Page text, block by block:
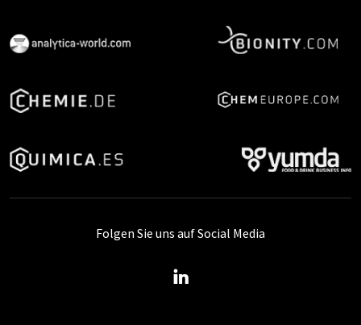
Folgen Sie uns auf Social Media